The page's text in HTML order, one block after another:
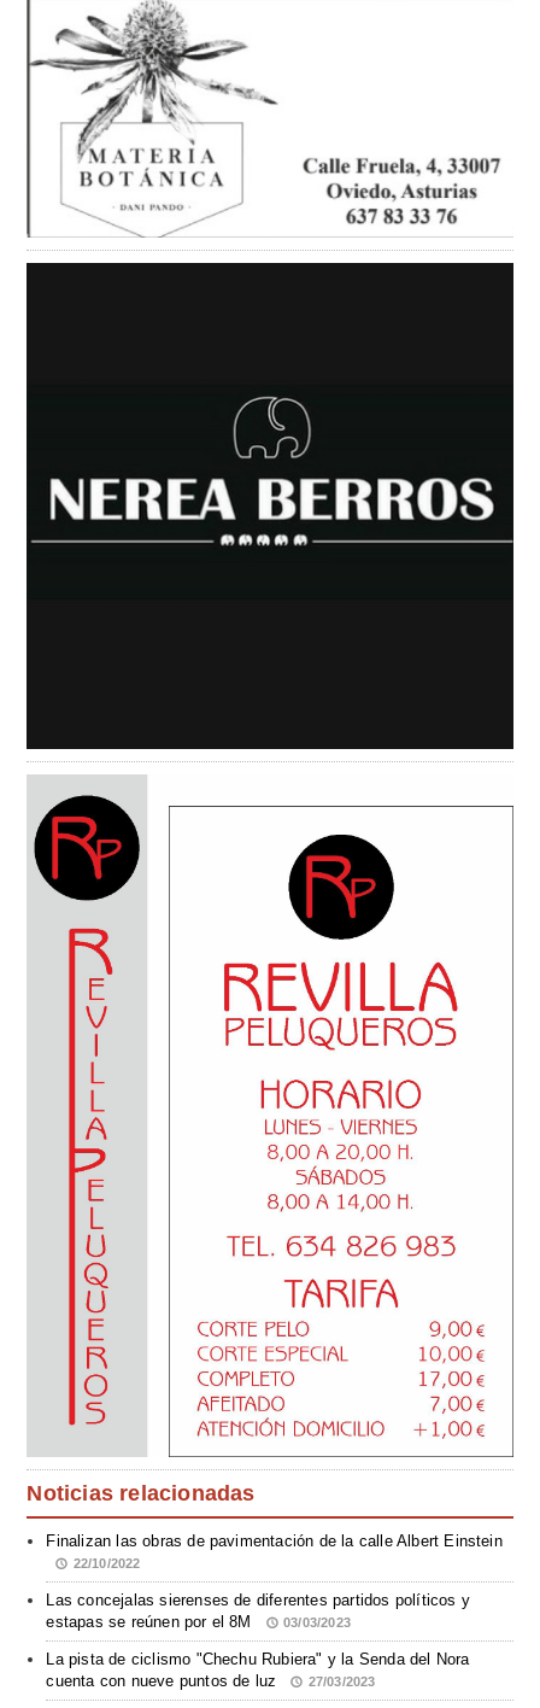
Noticias relacionadas
Finalizan las obras de pavimentación de la calle Albert Einstein
22/10/2022
Las concejalas sierenses de diferentes partidos políticos y
estapas se reúnen por el 8M
03/03/2023
La pista de ciclismo "Chechu Rubiera" y la Senda del Nora
cuenta con nueve puntos de luz
27/03/2023